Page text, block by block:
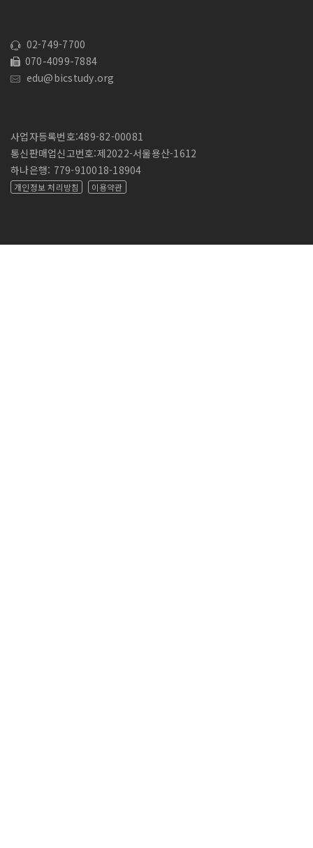
02-749-7700
070-4099-7884
edu@bicstudy.org
사업자등록번호:489-82-00081
통신판매업신고번호:제2022-서울용산-1612
하나은행: 779-910018-18904
개인정보 처리방침 이용약관